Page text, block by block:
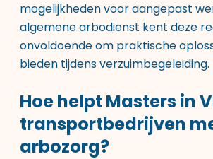
mogelijkheden voor aangepast
algemene arbodienst kent deze
onvoldoende om praktische
bieden tijdens verzuimbegeleiding.
Hoe helpt Masters in
transportbedrijven
arbozorg?